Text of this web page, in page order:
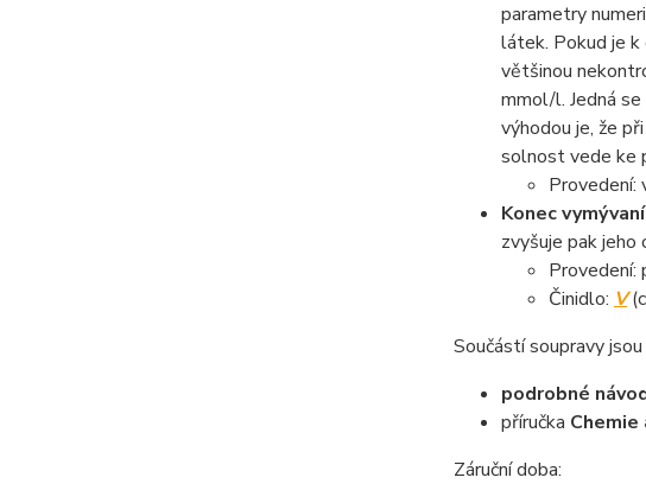
parametry
látek. Pokud je
většinou
mmol/l. Jedná
výhodou je, že
solnost vede ke
Provedení:
Konec vymývaní
zvyšuje pak
Provedení:
Činidlo: V
Součástí soupravy
podrobné
příručka
Záruční doba: